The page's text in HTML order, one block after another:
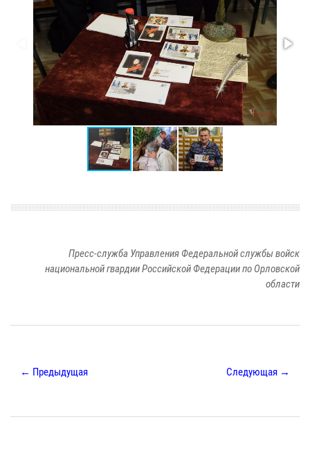
Пресс-служба Управления Федеральной службы войск
национальной гвардии Российской Федерации по Орловской
области
← Предыдущая Следующая →